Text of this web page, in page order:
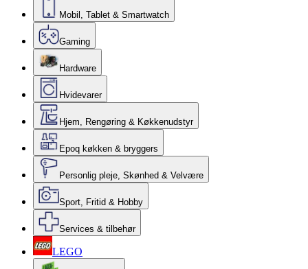
Mobil, Tablet & Smartwatch
Gaming
Hardware
Hvidevarer
Hjem, Rengøring & Køkkenudstyr
Epoq køkken & bryggers
Personlig pleje, Skønhed & Velvære
Sport, Fritid & Hobby
Services & tilbehør
LEGO